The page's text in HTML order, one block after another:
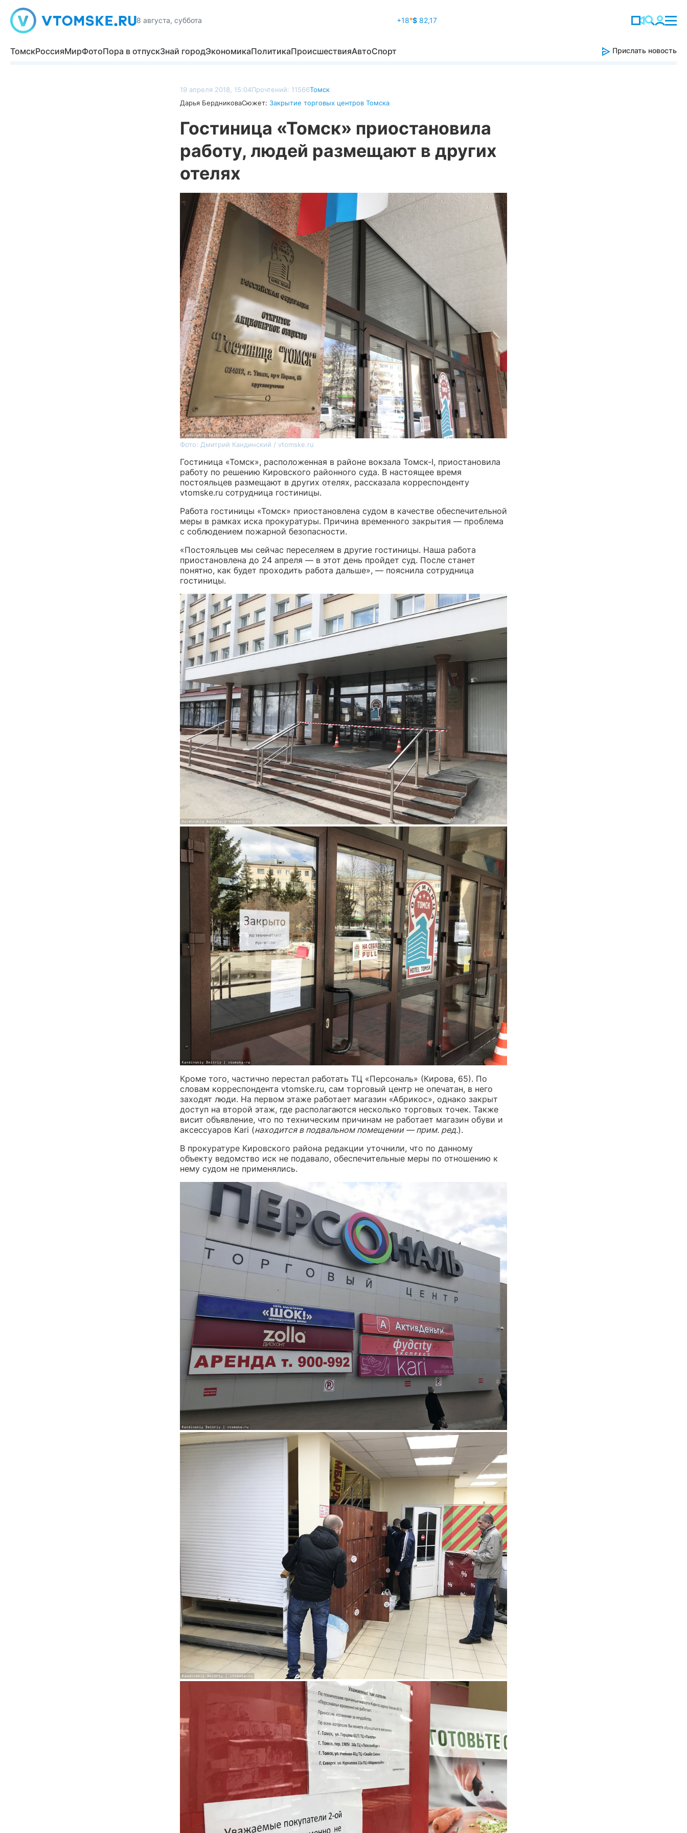
8 августа, суббота +18°$82,17
ТомскРоссияМирФотоПора в отпускЗнай городЭкономикаПолитикаПроисшествияАвтоСпорт Прислать новость
19 апреля 2018, 15:04Прочтений: 11566Томск
Дарья БердниковаСюжет: Закрытие торговых центров Томска
Гостиница «Томск» приостановила
работу, людей размещают в других
отелях
Фото: Дмитрий Кандинский / vtomske.ru
Гостиница «Томск», расположенная в районе вокзала Томск-I, приостановила
работу по решению Кировского районного суда. В настоящее время
постояльцев размещают в других отелях, рассказала корреспонденту
vtomske.ru сотрудница гостиницы.
Работа гостиницы «Томск» приостановлена судом в качестве обеспечительной
меры в рамках иска прокуратуры. Причина временного закрытия — проблема
с соблюдением пожарной безопасности.
«Постояльцев мы сейчас переселяем в другие гостиницы. Наша работа
приостановлена до 24 апреля — в этот день пройдет суд. После станет
понятно, как будет проходить работа дальше», — пояснила сотрудница
гостиницы.
Кроме того, частично перестал работать ТЦ «Персональ» (Кирова, 65). По
словам корреспондента vtomske.ru, сам торговый центр не опечатан, в него
заходят люди. На первом этаже работает магазин «Абрикос», однако закрыт
доступ на второй этаж, где располагаются несколько торговых точек. Также
висит объявление, что по техническим причинам не работает магазин обуви и
аксессуаров Kari (находится в подвальном помещении — прим. ред.).
В прокуратуре Кировского района редакции уточнили, что по данному
объекту ведомство иск не подавало, обеспечительные меры по отношению к
нему судом не применялись.